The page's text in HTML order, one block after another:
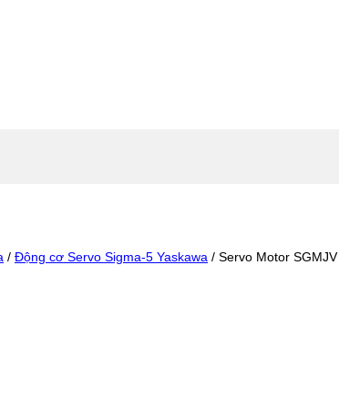
/ Động cơ Servo Sigma-5 Yaskawa / Servo Motor SGMJV